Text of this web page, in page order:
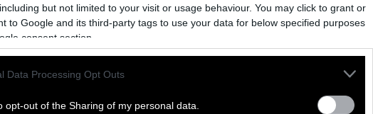
but not limited to your visit or usage behaviour. You may click to grant or
to Google and its third-party tags to use your data for below specified purposes
consent section.
Data Processing Opt Outs
opt-out of the Sharing of my personal data.
τον οργασμό της γυναίκας
μπορούν να επηρεάσουν τον οργασμό μιας
πως υπάρχει κάτι που κάνουν οι άντρες κατά τη
και εμποδίζει τις γυναίκες να φτάσουν στην κορύφωση.